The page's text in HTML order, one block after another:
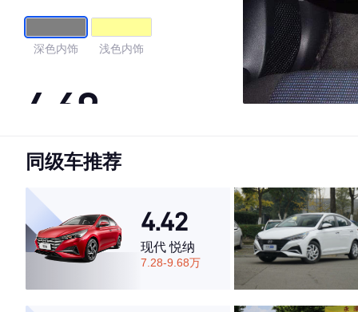
深色内饰 浅色内饰
4.69
·外观表现较为优秀，优于67%同级车
·空间表现较为优秀，优于87%同级车
同级车推荐
4.42
现代 悦纳
7.28-9.68万